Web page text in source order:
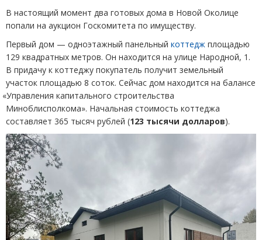
В настоящий момент два готовых дома в Новой Околице
попали на аукцион Госкомитета по имуществу.
Первый дом — одноэтажный панельный коттедж площадью
129 квадратных метров. Он находится на улице Народной, 1.
В придачу к коттеджу покупатель получит земельный
участок площадью 8 соток. Сейчас дом находится на балансе
«Управления капитального строительства
Миноблисполкома». Начальная стоимость коттеджа
составляет 365 тысяч рублей (123 тысячи долларов).